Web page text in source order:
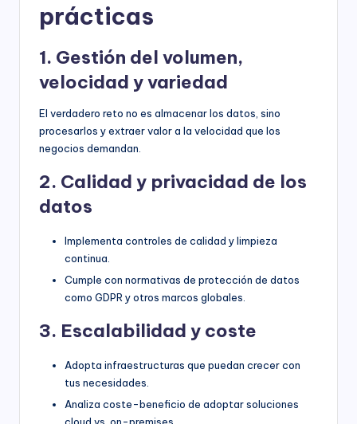
prácticas
1. Gestión del volumen,
velocidad y variedad
El verdadero reto no es almacenar los datos, sino
procesarlos y extraer valor a la velocidad que los
negocios demandan.
2. Calidad y privacidad de los
datos
Implementa controles de calidad y limpieza
continua.
Cumple con normativas de protección de datos
como GDPR y otros marcos globales.
3. Escalabilidad y coste
Adopta infraestructuras que puedan crecer con
tus necesidades.
Analiza coste-beneficio de adoptar soluciones